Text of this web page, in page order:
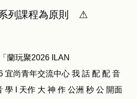
列課程為原則 ⚠︎